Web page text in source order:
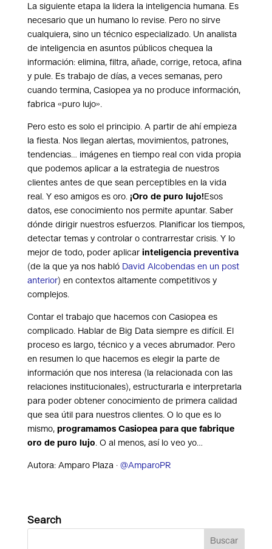
La siguiente etapa la lidera la inteligencia humana. Es
necesario que un humano lo revise. Pero no sirve
cualquiera, sino un técnico especializado. Un analista
de inteligencia en asuntos públicos chequea la
información: elimina, filtra, añade, corrige, retoca, afina
y pule. Es trabajo de días, a veces semanas, pero
cuando termina, Casiopea ya no produce información,
fabrica «puro lujo».
Pero esto es solo el principio. A partir de ahí empieza
la fiesta. Nos llegan alertas, movimientos, patrones,
tendencias… imágenes en tiempo real con vida propia
que podemos aplicar a la estrategia de nuestros
clientes antes de que sean perceptibles en la vida
real. Y eso amigos es oro. ¡Oro de puro lujo!Esos
datos, ese conocimiento nos permite apuntar. Saber
dónde dirigir nuestros esfuerzos. Planificar los tiempos,
detectar temas y controlar o contrarrestar crisis. Y lo
mejor de todo, poder aplicar inteligencia preventiva
(de la que ya nos habló David Alcobendas en un post
anterior) en contextos altamente competitivos y
complejos.
Contar el trabajo que hacemos con Casiopea es
complicado. Hablar de Big Data siempre es difícil. El
proceso es largo, técnico y a veces abrumador. Pero
en resumen lo que hacemos es elegir la parte de
información que nos interesa (la relacionada con las
relaciones institucionales), estructurarla e interpretarla
para poder obtener conocimiento de primera calidad
que sea útil para nuestros clientes. O lo que es lo
mismo, programamos Casiopea para que fabrique
oro de puro lujo. O al menos, así lo veo yo…
Autora: Amparo Plaza · @AmparoPR
Search